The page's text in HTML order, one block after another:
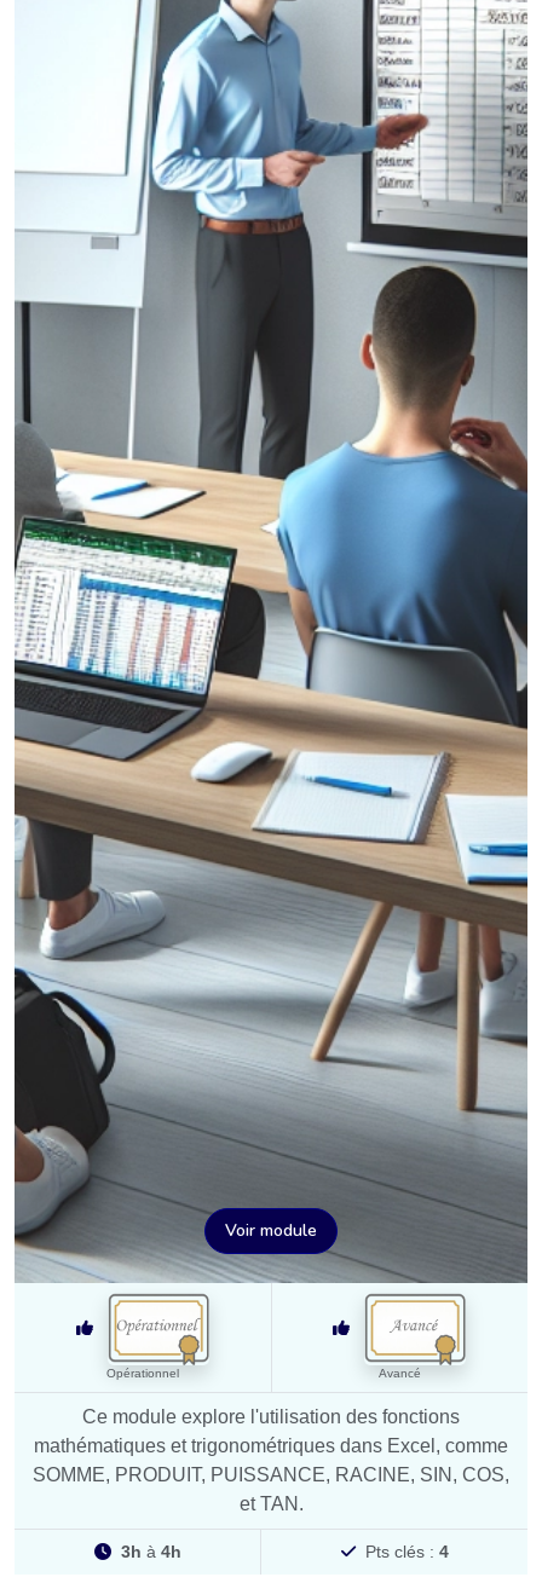
Voir module
Opérationnel Avancé
Ce module explore l'utilisation des fonctions
mathématiques et trigonométriques dans Excel, comme
SOMME, PRODUIT, PUISSANCE, RACINE, SIN, COS,
et TAN.
3h à 4h Pts clés : 4